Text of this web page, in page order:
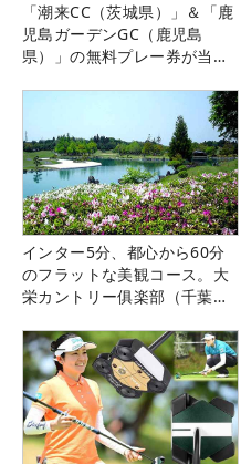
「潮来CC（茨城県）」＆「鹿
児島ガーデンGC（鹿児島
県）」の無料プレー券が当た
インター5分、都心から60分
のフラットな美観コース。大
栄カントリー俱楽部（千葉